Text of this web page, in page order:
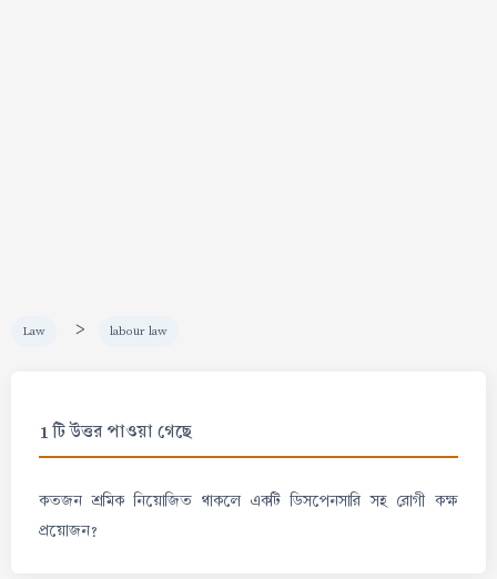
Law > labour law
1 টি উত্তর পাওয়া গেছে
কতজন শ্রমিক নিয়োজিত থাকলে একটি ডিসপেনসারি সহ রোগী কক্ষ
প্রয়োজন?